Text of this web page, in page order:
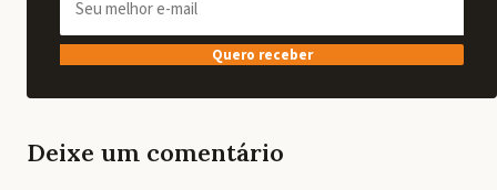
Quero receber
Deixe um comentário